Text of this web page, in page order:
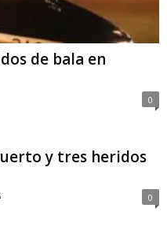
de bala en
0
y tres heridos
0